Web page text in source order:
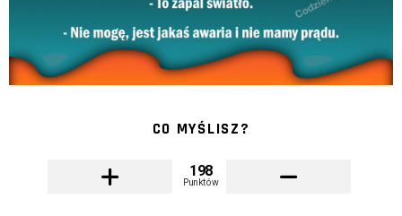
CO MYŚLISZ?
198
Punktów